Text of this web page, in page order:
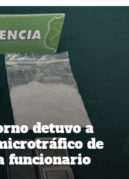
detuvo a
de
funcionario